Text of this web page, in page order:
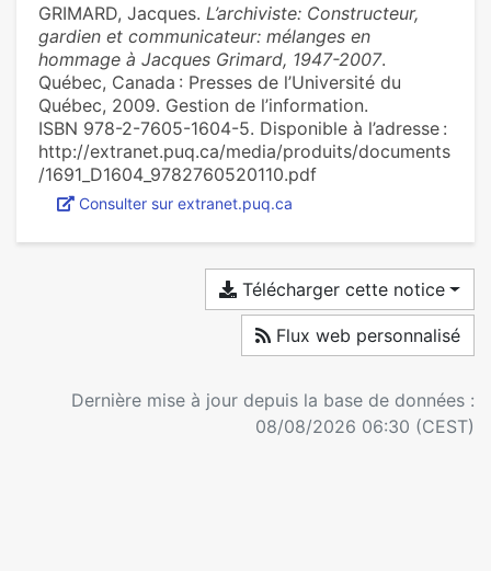
GRIMARD, Jacques. L’archiviste: Constructeur,
gardien et communicateur: mélanges en
hommage à Jacques Grimard, 1947-2007.
Québec, Canada : Presses de l’Université du
Québec, 2009. Gestion de l’information.
ISBN 978-2-7605-1604-5. Disponible à l’adresse :
http://extranet.puq.ca/media/produits/documents
/1691_D1604_9782760520110.pdf
Consulter sur extranet.puq.ca
Télécharger cette notice
Flux web personnalisé
Dernière mise à jour depuis la base de données :
08/08/2026 06:30 (CEST)